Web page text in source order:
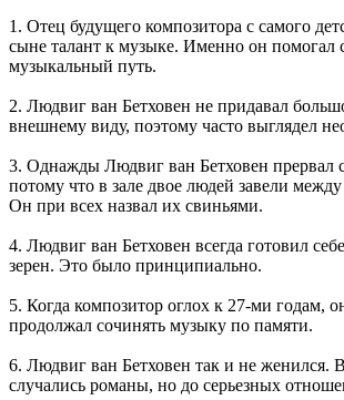
1. Отец будущего композитора с самого
сыне талант к музыке. Именно он помогал
музыкальный путь.
2. Людвиг ван Бетховен не придавал
внешнему виду, поэтому часто выглядел
3. Однажды Людвиг ван Бетховен прервал
потому что в зале двое людей завели между
Он при всех назвал их свиньями.
4. Людвиг ван Бетховен всегда готовил
зерен. Это было принципиально.
5. Когда композитор оглох к 27-ми годам,
продолжал сочинять музыку по памяти.
6. Людвиг ван Бетховен так и не женился.
случались романы, но до серьезных